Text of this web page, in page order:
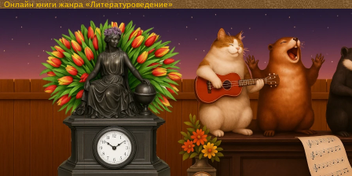
Онлайн книги жанра «Литературоведение»